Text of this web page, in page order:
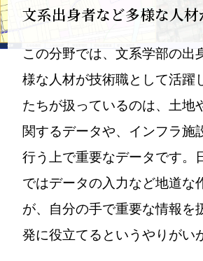
文系出身者など多様な人材
この分野では、文系学部の出
様な人材が技術職として活躍
たちが扱っているのは、土地
関するデータや、インフラ施
行う上で重要なデータです。
ではデータの入力など地道な
が、自分の手で重要な情報を
発に役立てるというやりがい